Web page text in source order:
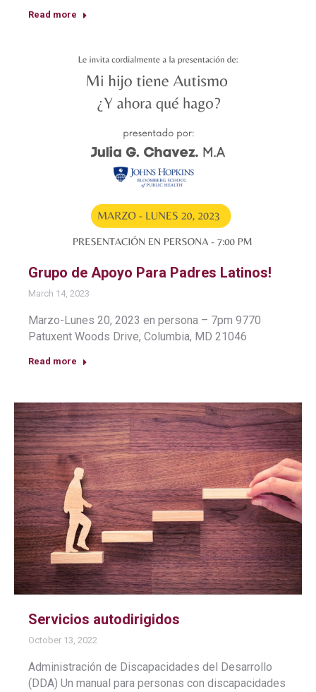
Read more
Grupo de Apoyo Para Padres Latinos!
March 14, 2023
Marzo-Lunes 20, 2023 en persona – 7pm 9770
Patuxent Woods Drive, Columbia, MD 21046
Read more
Servicios autodirigidos
October 13, 2022
Administración de Discapacidades del Desarrollo
(DDA) Un manual para personas con discapacidades